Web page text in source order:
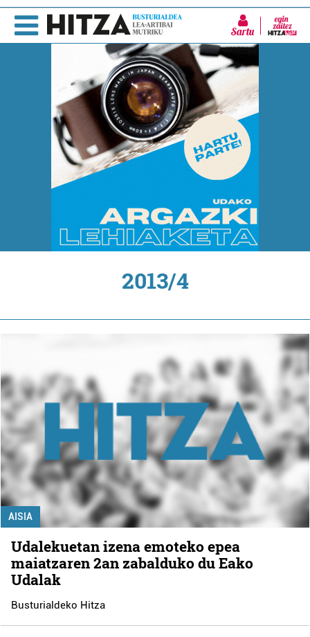
Sartu
2013/4
AISIA
Udalekuetan izena emoteko epea
maiatzaren 2an zabalduko du Eako
Udalak
Busturialdeko Hitza